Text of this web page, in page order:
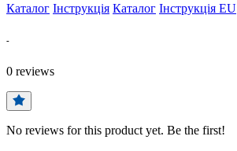
Каталог Інструкція Каталог Інструкція EU
-
0 reviews
No reviews for this product yet. Be the first!